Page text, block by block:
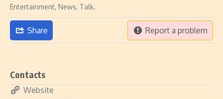
Entertainment, News, Talk.
Share Report a problem
Contacts
Website